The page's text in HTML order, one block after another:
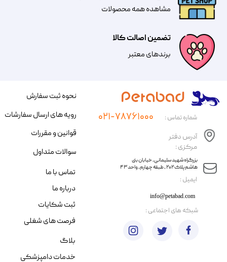
تضمین اصالت کالا
​​برندهای معتبر​​​​​​​
مشاهده همه محصولات
​ایمیل :
آدرس دفتر
مرکزی :
info@petabad.com
​​بزرگراه شهید سلیمانی، خیابان بنی
هاشم پلاک ۲۰۲ ، طبقه چهارم، واحد ۴۳
شماره تماس : ۰۲۱-۷۸۷۶۱۰۰۰
نحوه ثبت سفارش
رویه های ارسال سفارشات
قوانین و مقررات
سوالات متداول
تماس با ما
درباره ما
ثبت شکایات
فرصت های شغلی
​شبکه های اجتماعی :
بلاگ
خدمات دامپزشکی